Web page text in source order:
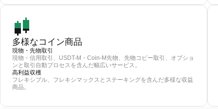
多様なコイン商品
現物・先物取引
現物・信用取引、USDT-M・Coin-M先物、先物コピー取引、オプショ
ンと取引自動プロセスを含んだ幅広いサービス。
高利益収穫
フレキシブル、フレキシマックスとステーキングを含んだ多様な収益
商品。